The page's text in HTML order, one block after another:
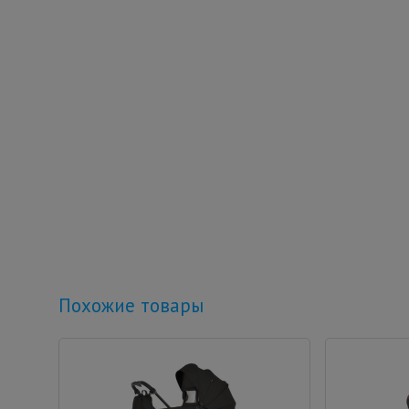
Похожие товары